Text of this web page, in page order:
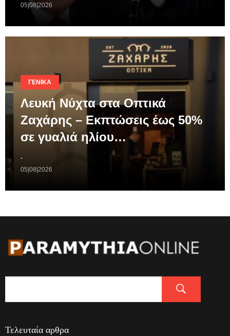
05|08|2026
ΓΕΝΙΚΆ
Λευκή Νύχτα στα Οπτικά
Ζαχάρης – Εκπτώσεις έως 50%
σε γυαλιά ηλίου…
.
05|08|2026
Τελευταία αρθρα